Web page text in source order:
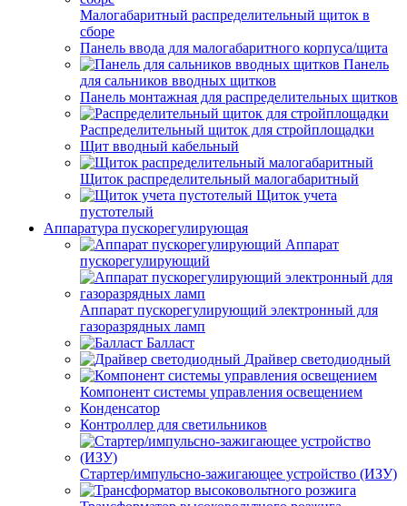
Малогабаритный распределительный щиток в
сборе
Панель ввода для малогабаритного корпуса/щита
Панель
для сальников вводных щитков
Панель монтажная для распределительных щитков
Распределительный щиток для стройплощадки
Щит вводный кабельный
Щиток распределительный малогабаритный
Щиток учета
пустотелый
Аппаратура пускорегулирующая
Аппарат
пускорегулирующий
Аппарат пускорегулирующий электронный для
газоразрядных ламп
Балласт
Драйвер светодиодный
Компонент системы управления освещением
Конденсатор
Контроллер для светильников
Стартер/импульсно-зажигающее устройство (ИЗУ)